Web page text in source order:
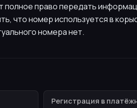
полное право передать
что номер используется в
номера нет.
Регистрация в